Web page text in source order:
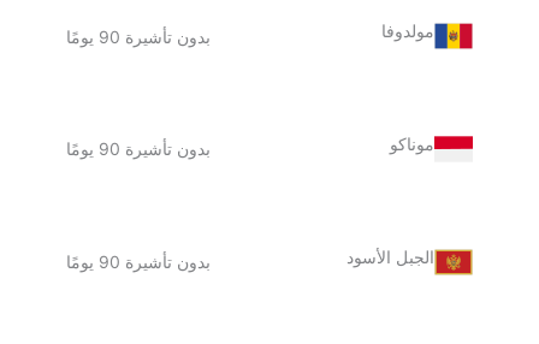
مولدوفا بدون تأشيرة 90 يومًا
موناكو بدون تأشيرة 90 يومًا
الجبل الأسود بدون تأشيرة 90 يومًا